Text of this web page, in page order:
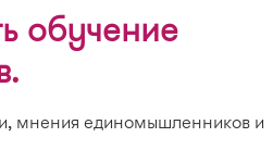
обучение
мнения единомышленников и